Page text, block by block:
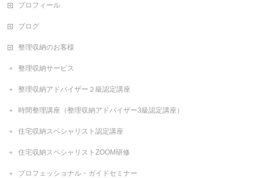
プロフィール
ブログ
整理収納のお客様
整理収納サービス
整理収納アドバイザー２級認定講座
時間整理講座（整理収納アドバイザー3級認定講座）
住宅収納スペシャリスト認定講座
住宅収納スペシャリストZOOM研修
プロフェッショナル・ガイドセミナー